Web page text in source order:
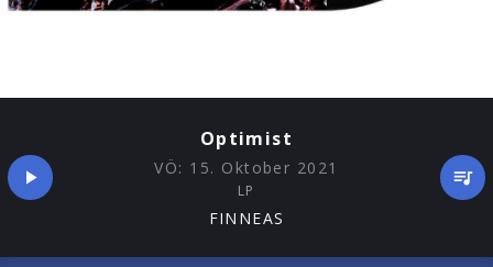
Optimist
VÖ: 15. Oktober 2021
LP
FINNEAS